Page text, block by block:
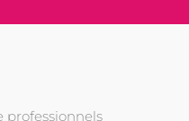
professionnels